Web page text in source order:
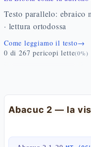
Testo parallelo: ebraico
· lettura ortodossa
Come leggiamo il testo→
0 di 267 pericopi lette(0%)